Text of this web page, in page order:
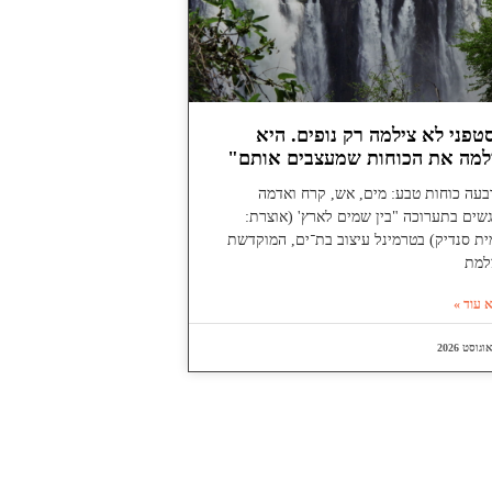
לא צילמה רק נופים. היא
את הכוחות שמעצבים אותם"
כוחות טבע: מים, אש, קרח ואדמה
בתערוכה "בין שמים לארץ' (אוצרת:
סנדיק) בטרמינל עיצוב בת־ים, המוקדשת
עוד »